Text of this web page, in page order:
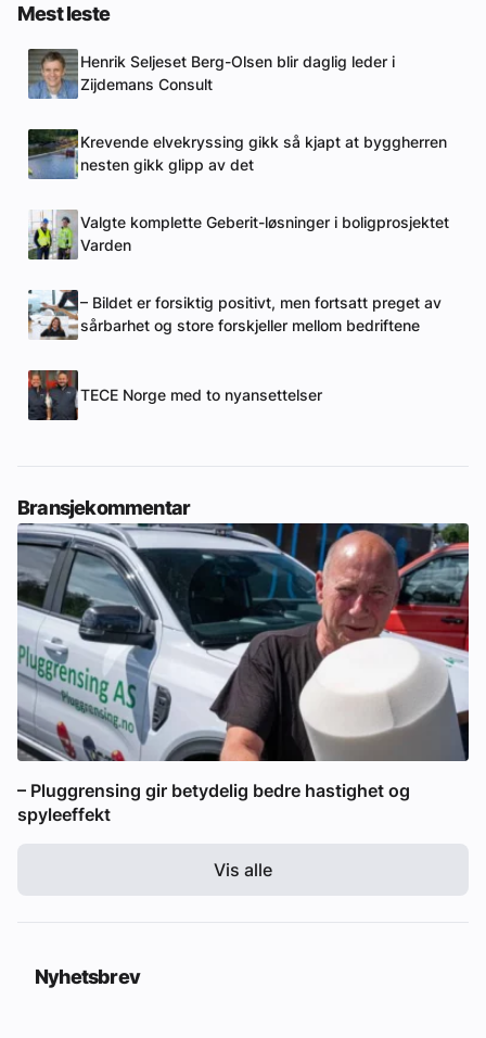
Mest leste
Henrik Seljeset Berg-Olsen blir daglig leder i
Zijdemans Consult
Krevende elvekryssing gikk så kjapt at byggherren
nesten gikk glipp av det
Valgte komplette Geberit-løsninger i boligprosjektet
Varden
– Bildet er forsiktig positivt, men fortsatt preget av
sårbarhet og store forskjeller mellom bedriftene
TECE Norge med to nyansettelser
Bransjekommentar
– Pluggrensing gir betydelig bedre hastighet og
spyleeffekt
Vis alle
Nyhetsbrev